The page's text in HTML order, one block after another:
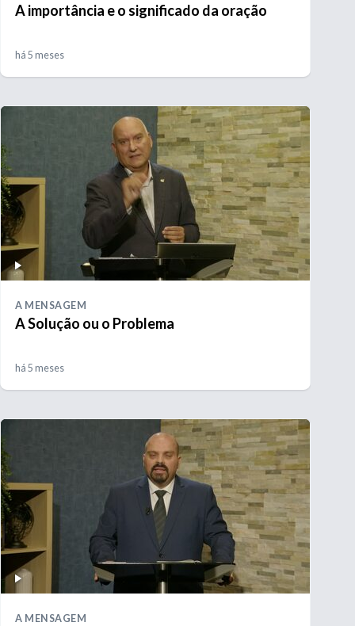
A importância e o significado da oração
há 5 meses
A MENSAGEM
A Solução ou o Problema
há 5 meses
A MENSAGEM